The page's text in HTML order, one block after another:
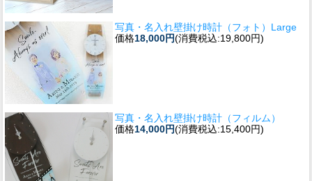
写真・名入れ壁掛け時計（フォト）Large
価格18,000円(消費税込:19,800円)
写真・名入れ壁掛け時計（フィルム）
価格14,000円(消費税込:15,400円)